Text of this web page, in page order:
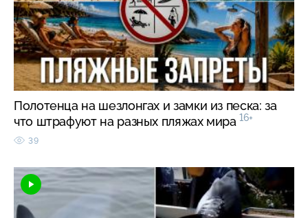
Полотенца на шезлонгах и замки из песка: за
что штрафуют на разных пляжах мира 16+
39